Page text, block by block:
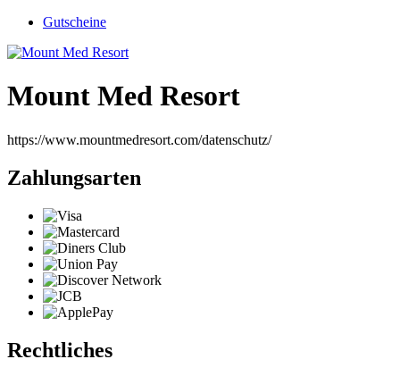
Gutscheine
Mount Med Resort
https://www.mountmedresort.com/datenschutz/
Zahlungsarten
Rechtliches